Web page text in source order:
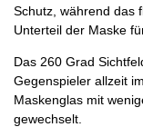
Schutz, während das
Unterteil der Maske
Das 260 Grad
Gegenspieler allzeit
Maskenglas mit
gewechselt.